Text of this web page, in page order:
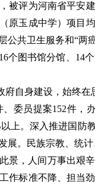
被评为河南省平安
原玉成中学）项目
公共卫生服务和“两
16个图书馆分馆、14
府自身建设，始终
、委员提案152件，
上。 深入推进国防
展。民族宗教、统
景，人间万事出艰
作标准不降、担当